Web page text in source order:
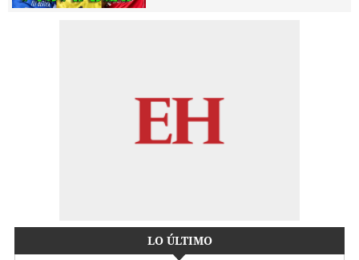
LO ÚLTIMO